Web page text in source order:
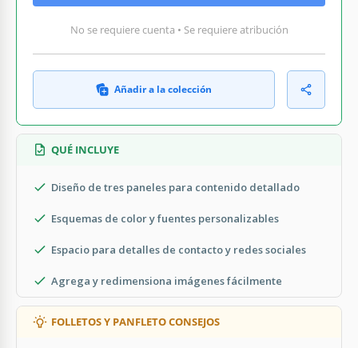
No se requiere cuenta • Se requiere atribución
Añadir a la colección
QUÉ INCLUYE
Diseño de tres paneles para contenido detallado
Esquemas de color y fuentes personalizables
Espacio para detalles de contacto y redes sociales
Agrega y redimensiona imágenes fácilmente
FOLLETOS Y PANFLETO CONSEJOS